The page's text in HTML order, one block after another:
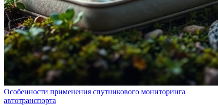
Особенности применения спутникового мониторинга
автотранспорта